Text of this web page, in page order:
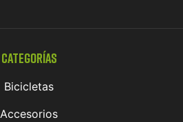
Categorías
Bicicletas
Accesorios